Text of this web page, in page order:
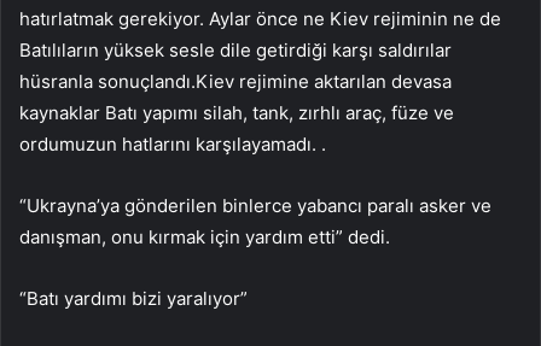
hatırlatmak gerekiyor. Aylar önce ne Kiev rejiminin ne de
Batılıların yüksek sesle dile getirdiği karşı saldırılar
hüsranla sonuçlandı.Kiev rejimine aktarılan devasa
kaynaklar Batı yapımı silah, tank, zırhlı araç, füze ve
ordumuzun hatlarını karşılayamadı. .
“Ukrayna’ya gönderilen binlerce yabancı paralı asker ve
danışman, onu kırmak için yardım etti” dedi.
“Batı yardımı bizi yaralıyor”